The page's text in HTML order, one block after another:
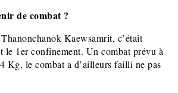
de combat ?
Kaewsamrit, c’était
le 1er confinement. Un combat prévu à
Kg, le combat a d’ailleurs failli ne pas